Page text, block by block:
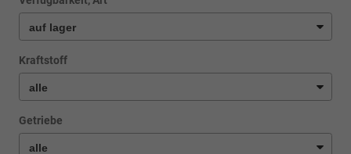
Kraftstoff
Getriebe